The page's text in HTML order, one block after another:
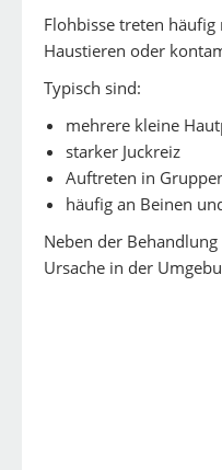
Flohbisse treten
Haustieren oder
Typisch sind:
mehrere kleine
starker Juckreiz
Auftreten in
häufig an Beinen
Neben der
Ursache in der